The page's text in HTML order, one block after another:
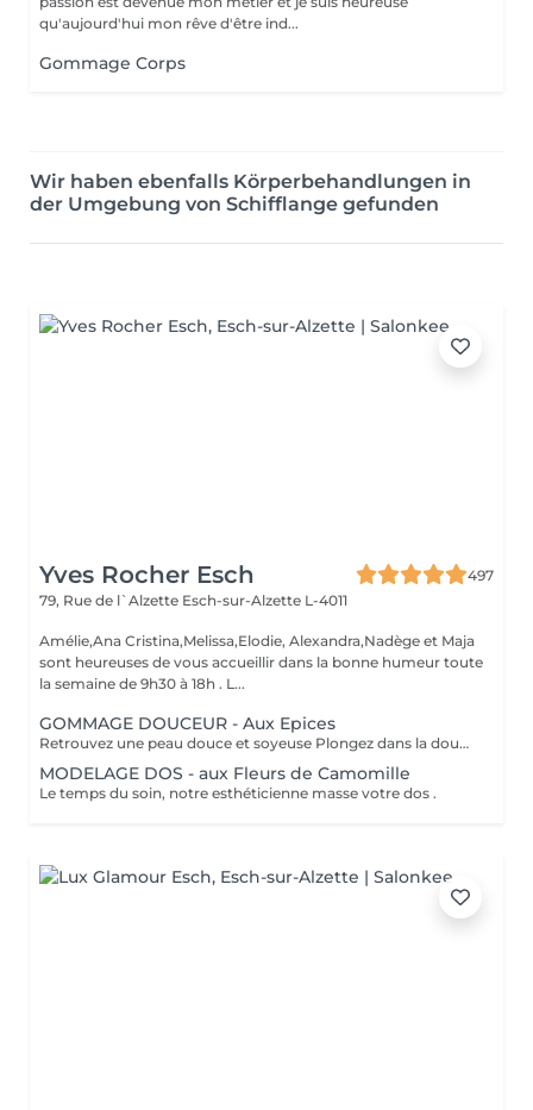
qu'aujourd'hui mon rêve d'être ind...
Gommage Corps
Wir haben ebenfalls Körperbehandlungen in
der Umgebung von Schifflange gefunden
Yves Rocher Esch
497
79, Rue de l`Alzette Esch-sur-Alzette L-4011
Amélie,Ana Cristina,Melissa,Elodie, Alexandra,Nadège et Maja
sont heureuses de vous accueillir dans la bonne humeur toute
la semaine de 9h30 à 18h . L...
GOMMAGE DOUCEUR - Aux Epices
Retrouvez une peau douce et soyeuse Plongez dans la douceur tropicale dIndonésie à travers les notes épicées des huiles essentielles de Girofle et de Muscade. Ce gommage aux effluves chauds et naturels vous transporte tout en exfoliant délicatement votre peau : elle est douce, lumineuse et satinée.
MODELAGE DOS - aux Fleurs de Camomille
Le temps du soin, notre esthéticienne masse votre dos .